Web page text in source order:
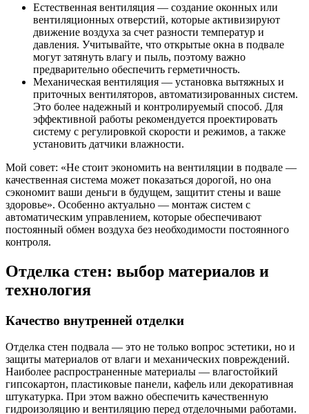
Естественная вентиляция — создание оконных или
вентиляционных отверстий, которые активизируют
движение воздуха за счет разности температур и
давления. Учитывайте, что открытые окна в подвале
могут затянуть влагу и пыль, поэтому важно
предварительно обеспечить герметичность.
Механическая вентиляция — установка вытяжных и
приточных вентиляторов, автоматизированных систем.
Это более надежный и контролируемый способ. Для
эффективной работы рекомендуется проектировать
систему с регулировкой скорости и режимов, а также
установить датчики влажности.
Мой совет: «Не стоит экономить на вентиляции в подвале —
качественная система может показаться дорогой, но она
сэкономит ваши деньги в будущем, защитит стены и ваше
здоровье». Особенно актуально — монтаж систем с
автоматическим управлением, которые обеспечивают
постоянный обмен воздуха без необходимости постоянного
контроля.
Отделка стен: выбор материалов и
технология
Качество внутренней отделки
Отделка стен подвала — это не только вопрос эстетики, но и
защиты материалов от влаги и механических повреждений.
Наиболее распространенные материалы — влагостойкий
гипсокартон, пластиковые панели, кафель или декоративная
штукатурка. При этом важно обеспечить качественную
гидроизоляцию и вентиляцию перед отделочными работами.